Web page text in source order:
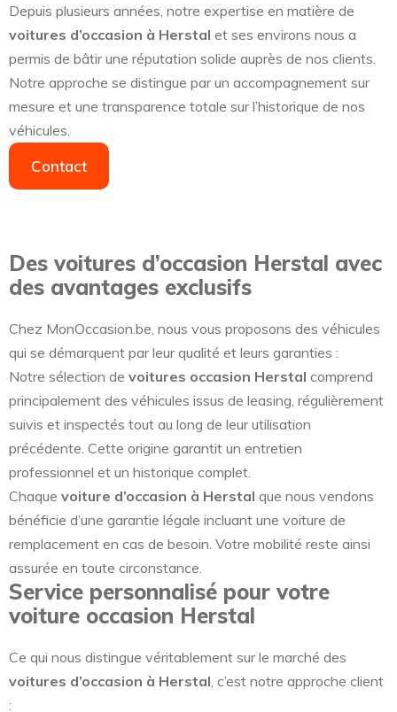
Depuis plusieurs années, notre expertise en matière de
voitures d’occasion à Herstal et ses environs nous a
permis de bâtir une réputation solide auprès de nos clients.
Notre approche se distingue par un accompagnement sur
mesure et une transparence totale sur l’historique de nos
véhicules.
Contact
Des voitures d’occasion Herstal avec
des avantages exclusifs
Chez MonOccasion.be, nous vous proposons des véhicules
qui se démarquent par leur qualité et leurs garanties :
Notre sélection de voitures occasion Herstal comprend
principalement des véhicules issus de leasing, régulièrement
suivis et inspectés tout au long de leur utilisation
précédente. Cette origine garantit un entretien
professionnel et un historique complet.
Chaque voiture d’occasion à Herstal que nous vendons
bénéficie d’une garantie légale incluant une voiture de
remplacement en cas de besoin. Votre mobilité reste ainsi
assurée en toute circonstance.
Service personnalisé pour votre
voiture occasion Herstal
Ce qui nous distingue véritablement sur le marché des
voitures d’occasion à Herstal , c’est notre approche client
: